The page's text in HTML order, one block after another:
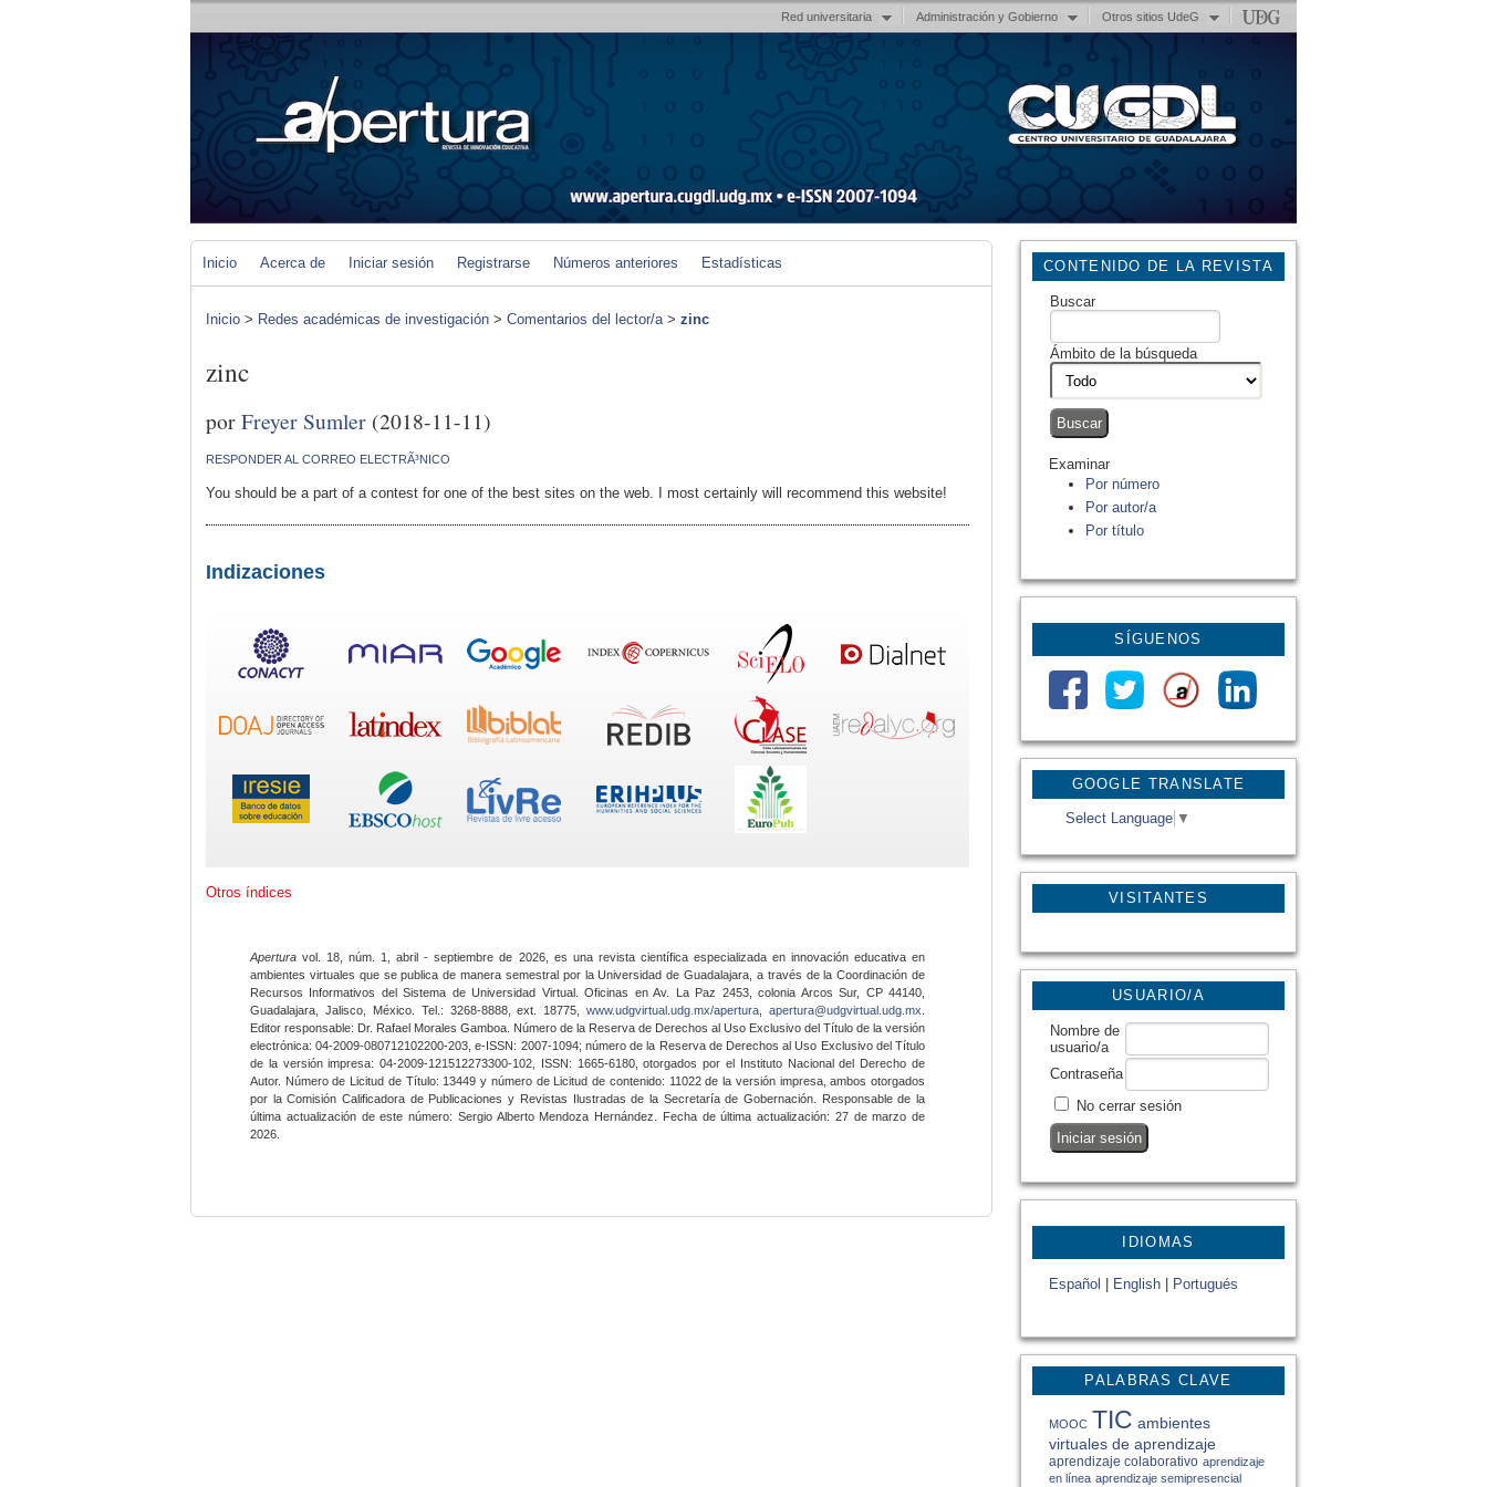
Red universitaria Administración y Gobierno Otros sitios UdeG
GOOGLE TRANSLATE
Select Language ▼
VISITANTES
CONTENIDO DE LA REVISTA
Buscar
Ámbito de la búsqueda
Examinar
Por número
Por autor/a
Por título
SÍGUENOS
USUARIO/A
Nombre de
usuario/a
Contraseña
No cerrar sesión
IDIOMAS
Español English Portugués
PALABRAS CLAVE
MOOC TIC ambientes
virtuales de aprendizaje
aprendizaje colaborativo aprendizaje
en línea aprendizaje semipresencial
Inicio Acerca de Iniciar sesión Registrarse Números anteriores Estadísticas
Inicio > Redes académicas de investigación > Comentarios del lector/a> zinc
zinc
porFreyer Sumler (2018-11-11)
RESPONDER AL CORREO ELECTRÃ³NICO
You should be a part of a contest for one of the best sites on the web. I most certainly will recommend this website!
Indizaciones
Otros índices
Apertura vol. 18, núm. 1, abril - septiembre de 2026, es una revista científica especializada en innovación educativa en
ambientes virtuales que se publica de manera semestral por la Universidad de Guadalajara, a través de la Coordinación de
Recursos Informativos del Sistema de Universidad Virtual. Oficinas en Av. La Paz 2453, colonia Arcos Sur, CP 44140,
Guadalajara, Jalisco, México. Tel.: 3268-8888, ext. 18775,www.udgvirtual.udg.mx/apertura apertura@udgvirtual.udg.mx
Editor responsable: Dr. Rafael Morales Gamboa. Número de la Reserva de Derechos al Uso Exclusivo del Título de la versión
electrónica: 04-2009-080712102200-203, e-ISSN: 2007-1094; número de la Reserva de Derechos al Uso Exclusivo del Título
de la versión impresa: 04-2009-121512273300-102, ISSN: 1665-6180, otorgados por el Instituto Nacional del Derecho de
Autor. Número de Licitud de Título: 13449 y número de Licitud de contenido: 11022 de la versión impresa, ambos otorgados
por la Comisión Calificadora de Publicaciones y Revistas Ilustradas de la Secretaría de Gobernación. Responsable de la
última actualización de este número: Sergio Alberto Mendoza Hernández. Fecha de última actualización: 27 de marzo de
2026.